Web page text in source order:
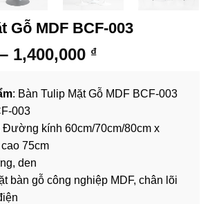
Gỗ MDF BCF-003
– 1,400,000 ₫Khoảng
từ
1,200,000 ₫
đến
1,400,000 ₫
: Bàn Tulip Mặt Gỗ MDF BCF-003
003
Đường kính 60cm/70cm/80cm x
75cm
den
bàn gỗ công nghiệp MDF, chân lõi